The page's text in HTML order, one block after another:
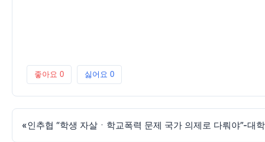
좋아요 0 싫어요 0
«인추협 “학생 자살ㆍ학교폭력 문제 국가 의제로 다뤄야”-대